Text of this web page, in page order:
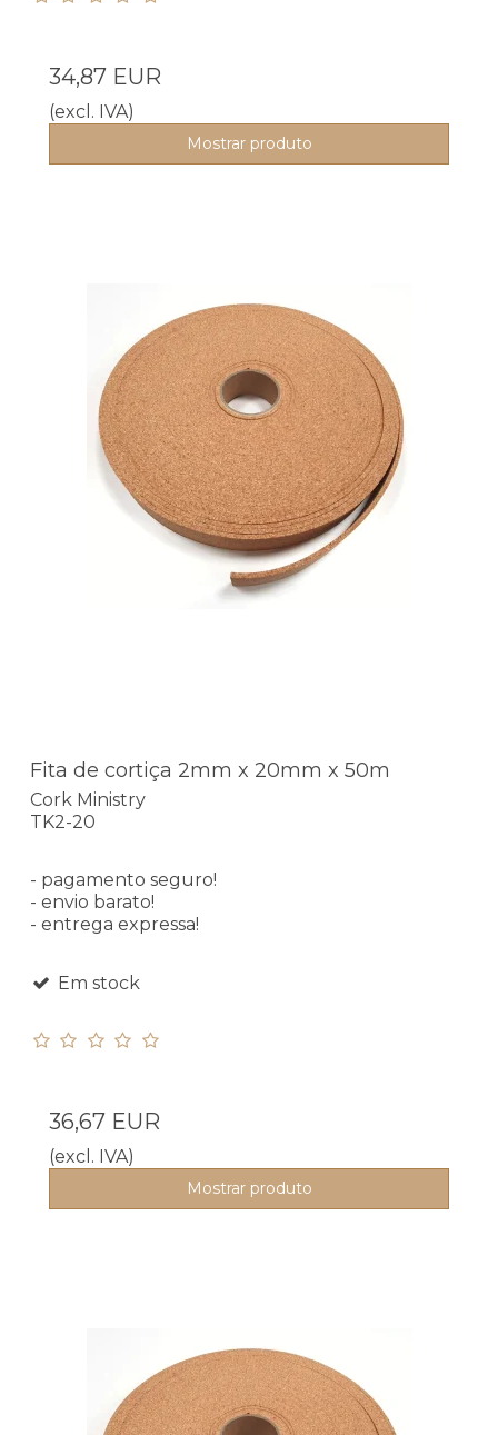
34,87 EUR
(excl. IVA)
Mostrar produto
Fita de cortiça 2mm x 20mm x 50m
Cork Ministry
TK2-20
- pagamento seguro!
- envio barato!
- entrega expressa!
Em stock
36,67 EUR
(excl. IVA)
Mostrar produto